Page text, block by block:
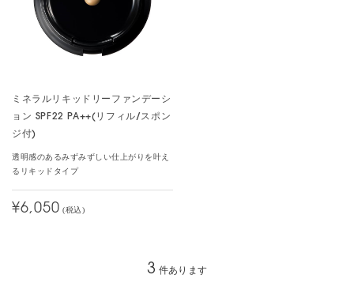
ミネラルリキッドリーファンデーシ
ョン SPF22 PA++(リフィル/スポン
ジ付)
透明感のあるみずみずしい仕上がりを叶え
るリキッドタイプ
¥6,050 (税込)
3 件あります